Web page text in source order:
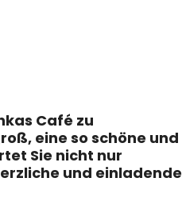
Café zu
eine so schöne und
Sie nicht nur
und einladende